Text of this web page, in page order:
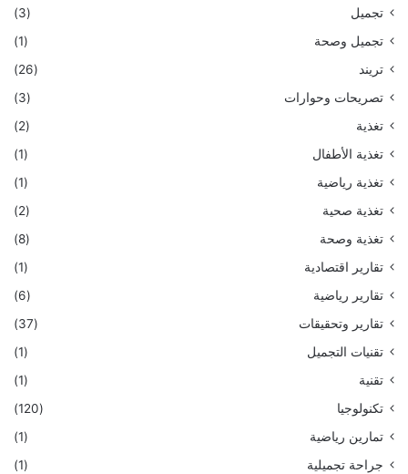
تجميل
(3)
تجميل وصحة
(1)
تريند
(26)
تصريحات وحوارات
(3)
تغذية
(2)
تغذية الأطفال
(1)
تغذية رياضية
(1)
تغذية صحية
(2)
تغذية وصحة
(8)
تقارير اقتصادية
(1)
تقارير رياضية
(6)
تقارير وتحقيقات
(37)
تقنيات التجميل
(1)
تقنية
(1)
تكنولوجيا
(120)
تمارين رياضية
(1)
جراحة تجميلية
(1)